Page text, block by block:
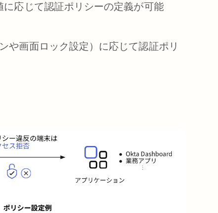
応じて認証ポリシーの定義が可能
や画面ロック設定）に応じて認証ポリ